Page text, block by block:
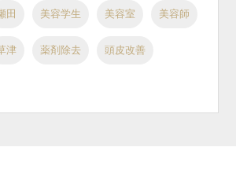
田 美容学生 美容室 美容師
津 薬剤除去 頭皮改善